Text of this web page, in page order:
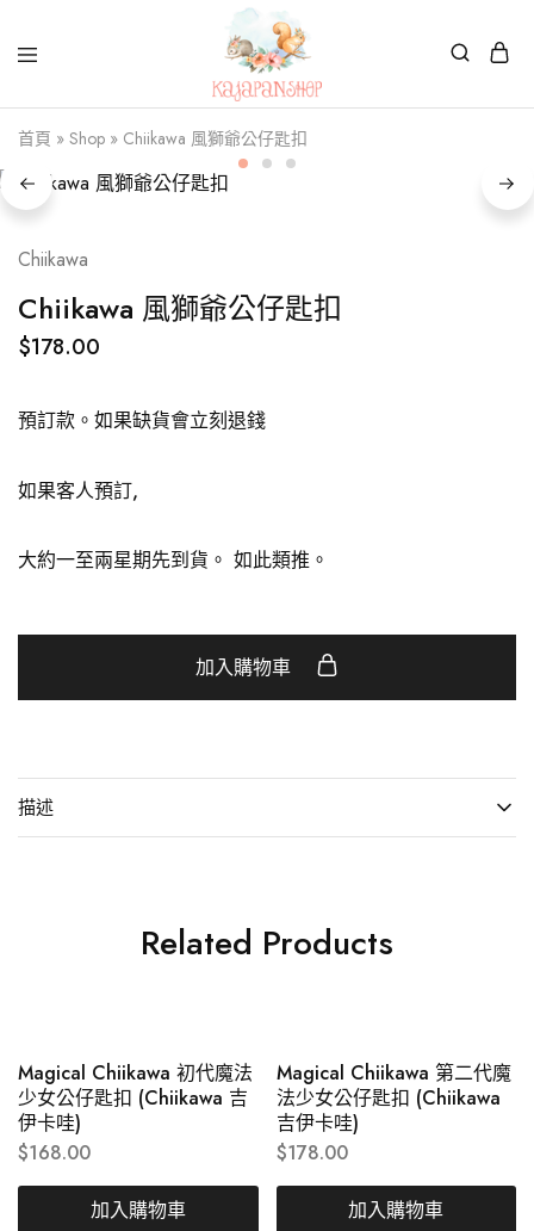
Kajapanshop
日
韓
百
貨
首頁 » Shop » Chiikawa 風獅爺公仔匙扣
Chiikawa
Chiikawa 風獅爺公仔匙扣
$178.00
預訂款。如果缺貨會立刻退錢
如果客人預訂,
大約一至兩星期先到貨。 如此類推。
加入購物車
描述
Related Products
Magical Chiikawa 初代魔法
少女公仔匙扣 (Chiikawa 吉
伊卡哇)
$168.00
加入購物車
Magical Chiikawa 第二代魔
法少女公仔匙扣 (Chiikawa
吉伊卡哇)
$178.00
加入購物車